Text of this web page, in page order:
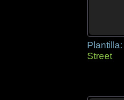
Plantilla:
Street